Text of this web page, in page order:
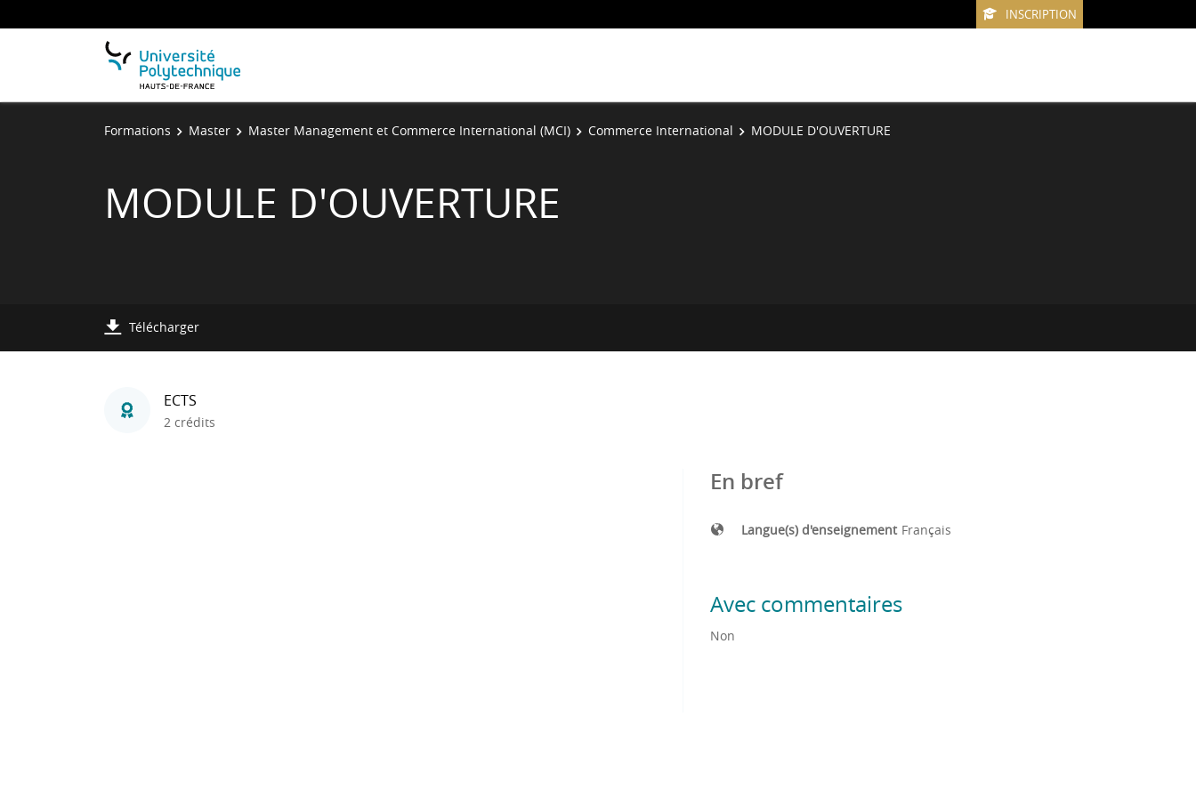
INSCRIPTION
Formations Master Master Management et Commerce International (MCI) Commerce International MODULE D'OUVERTURE
MODULE D'OUVERTURE
Télécharger
ECTS
2 crédits
En bref
Langue(s) d'enseignement Français
Avec commentaires
Non